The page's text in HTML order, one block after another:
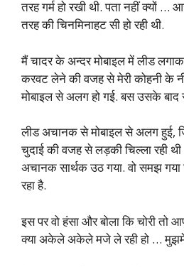
तरह गर्म हो रखी थी. पता नहीं क्यों
तरह की चिनमिनाहट सी हो रही थी.
मैं चादर के अन्दर मोबाइल में लीड
करवट लेने की वजह से मेरी कोहनी के
मोबाइल से अलग हो गई. बस उसके बाद
लीड अचानक से मोबाइल से अलग हुई,
चुदाई की वजह से लड़की चिल्ला रही
अचानक सार्थक उठ गया. वो समझ गया
रहा है.
इस पर वो हंसा और बोला कि चोरी
क्या अकेले अकेले मजे ले रही हो …